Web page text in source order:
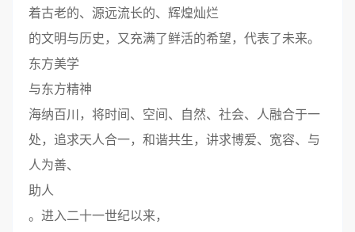
着古老的、源远流长的、辉煌灿烂
的文明与历史，又充满了鲜活的希望，代表了未来。
东方美学
与东方精神
海纳百川，将时间、空间、自然、社会、人融合于一
处，追求天人合一，和谐共生，讲求博爱、宽容、与
人为善、
助人
。进入二十一世纪以来，